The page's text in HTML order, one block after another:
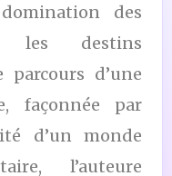
des
les destins
d’une
façonnée par
d’un monde
l’auteure